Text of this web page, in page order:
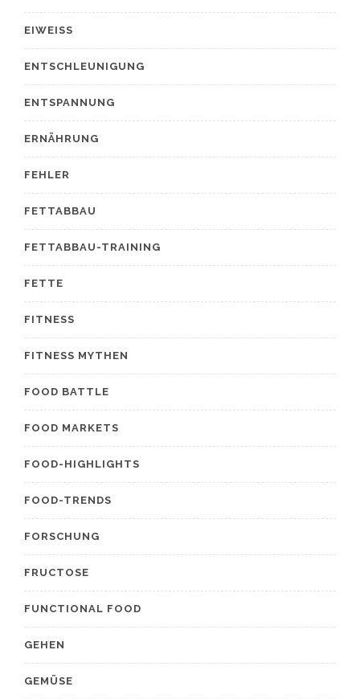
EIWEISS
ENTSCHLEUNIGUNG
ENTSPANNUNG
ERNÄHRUNG
FEHLER
FETTABBAU
FETTABBAU-TRAINING
FETTE
FITNESS
FITNESS MYTHEN
FOOD BATTLE
FOOD MARKETS
FOOD-HIGHLIGHTS
FOOD-TRENDS
FORSCHUNG
FRUCTOSE
FUNCTIONAL FOOD
GEHEN
GEMÜSE